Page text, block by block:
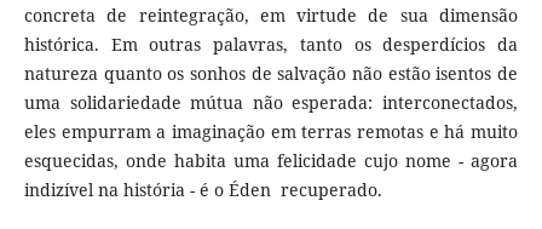
concreta de reintegração, em virtude de sua dimensão
histórica. Em outras palavras, tanto os desperdícios da
natureza quanto os sonhos de salvação não estão isentos de
uma solidariedade mútua não esperada: interconectados,
eles empurram a imaginação em terras remotas e há muito
esquecidas, onde habita uma felicidade cujo nome - agora
indizível na história - é o Éden recuperado.